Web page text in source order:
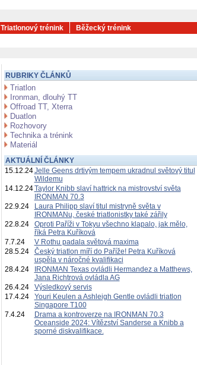
Triatlonový trénink Běžecký trénink
RUBRIKY ČLÁNKŮ
Triatlon
Ironman, dlouhý TT
Offroad TT, Xterra
Duatlon
Rozhovory
Technika a trénink
Materiál
AKTUÁLNÍ ČLÁNKY
15.12.24Jelle Geens drtivým tempem ukradnul světový titul
Wildemu
14.12.24Taylor Knibb slaví hattrick na mistrovství světa
IRONMAN 70.3
22.9.24
Laura Philipp slaví titul mistryně světa v
IRONMANu, české triatlonistky také zářily
22.8.24
Oproti Paříži v Tokyu všechno klapalo, jak mělo,
říká Petra Kuříková
7.7.24
V Rothu padala světová maxima
28.5.24
Český triatlon míří do Paříže! Petra Kuříková
uspěla v náročné kvalifikaci
28.4.24
IRONMAN Texas ovládli Hermandez a Matthews,
Jana Richtrová ovládla AG
26.4.24
Výsledkový servis
17.4.24
Youri Keulen a Ashleigh Gentle ovládli triatlon
Singapore T100
7.4.24
Drama a kontroverze na IRONMAN 70.3
Oceanside 2024: Vítězství Sanderse a Knibb a
sporné diskvalifikace.